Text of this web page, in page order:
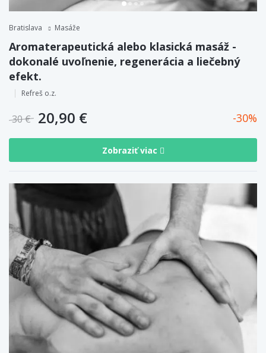
Bratislava Masáže
Aromaterapeutická alebo klasická masáž -
dokonalé uvoľnenie, regenerácia a liečebný
efekt.
Refreš o.z.
30 € 20,90 € 30
Zobraziť viac